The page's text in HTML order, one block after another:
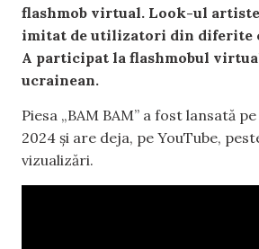
flashmob virtual. Look-ul
imitat de utilizatori din diferite
A participat la flashmobul
ucrainean.
Piesa „BAM BAM” a fost lansată
2024 și are deja, pe YouTube,
vizualizări.